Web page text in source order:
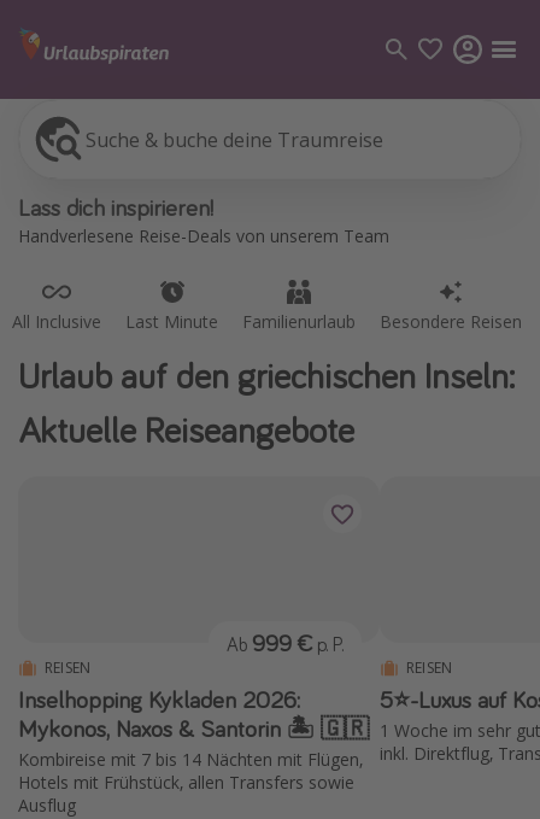
Suche & buche deine Traumreise
Lass dich inspirieren!
Handverlesene Reise-Deals von unserem Team
All Inclusive Last Minute Familienurlaub Besondere Reisen
All Inclusive
Flüge
Pauschalreisen
Kefalonia Urlaub
Krabi Urlaub
Tulum Urlaub
Sri Lanka Rundreise
Urlaub auf den griechischen Inseln:
Aktuelle Reiseangebote
REISEN
Inselhopping Kykladen 2026:
Mykonos, Naxos & Santorin 🏝️ 🇬🇷
Kombireise mit 7 bis 14 Nächten mit Flügen,
Hotels mit Frühstück, allen Transfers sowie
Ausflug
Ab 999 € p. P.
REISEN
5⭐️-Luxus auf
1 Woche im sehr
inkl. Direktflug,